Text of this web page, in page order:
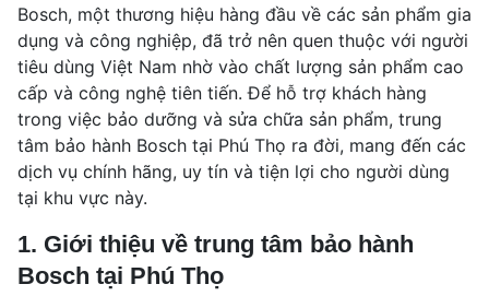
Bosch, một thương hiệu hàng đầu về các sản phẩm gia
dụng và công nghiệp, đã trở nên quen thuộc với người
tiêu dùng Việt Nam nhờ vào chất lượng sản phẩm cao
cấp và công nghệ tiên tiến. Để hỗ trợ khách hàng
trong việc bảo dưỡng và sửa chữa sản phẩm, trung
tâm bảo hành Bosch tại Phú Thọ ra đời, mang đến các
dịch vụ chính hãng, uy tín và tiện lợi cho người dùng
tại khu vực này.
1. Giới thiệu về trung tâm bảo hành
Bosch tại Phú Thọ